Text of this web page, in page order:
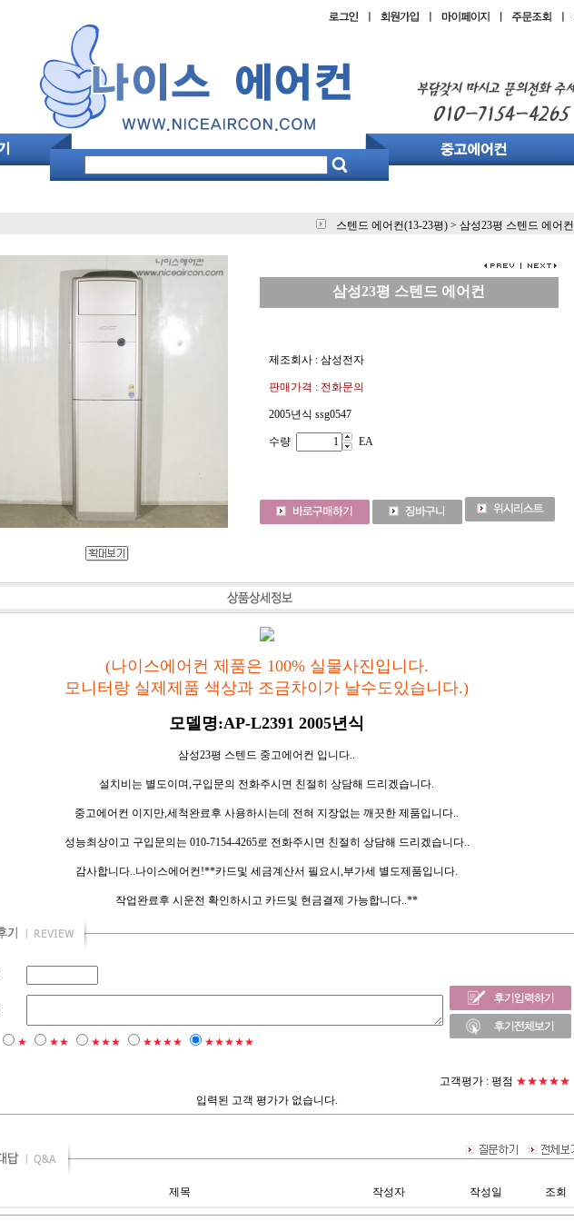
스텐드 에어컨(13-23평) > 삼성23평 스텐드 에어컨
삼성23평 스텐드 에어컨
제조회사 : 삼성전자
판매가격 : 전화문의
2005년식 ssg0547
수량 EA
(나이스에어컨 제품은 100% 실물사진입니다.
모니터랑 실제제품 색상과 조금차이가 날수도있습니다.)
모델명:AP-L2391 2005년식
삼성23평 스텐드 중고에어컨 입니다..
설치비는 별도이며,구입문의 전화주시면 친절히 상담해 드리겠습니다.
중고에어컨 이지만,세척완료후 사용하시는데 전혀 지장없는 깨끗한 제품입니다..
성능최상이고 구입문의는 010-7154-4265로 전화주시면 친절히 상담해 드리겠습니다..
감사합니다..나이스에어컨!**카드및 세금계산서 필요시,부가세 별도제품입니다.
작업완료후 시운전 확인하시고 카드및 현금결제 가능합니다..**
★ ★★ ★★★ ★★★★ ★★★★★
고객평가 : 평점 ★★★★★
입력된 고객 평가가 없습니다.
제목 작성자 작성일 조회